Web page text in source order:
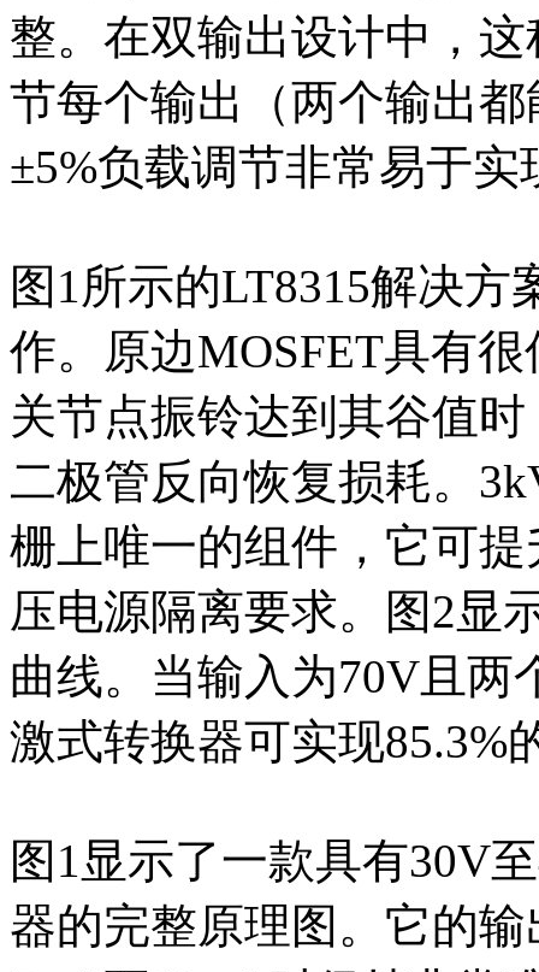
整。在双输出设计中，
节每个输出（两个输出
±5%负载调节非常易于实
图1所示的LT8315解决
作。原边MOSFET具有
关节点振铃达到其谷值
二极管反向恢复损耗。
栅上唯一的组件，它可
压电源隔离要求。图2显
曲线。当输入为70V且两
激式转换器可实现85.3%
图1显示了一款具有30V
器的完整原理图。它的